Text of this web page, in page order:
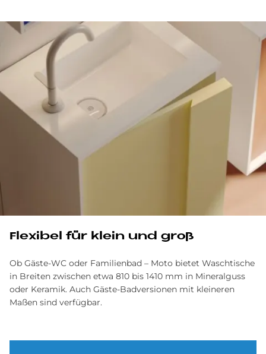
Fle­xi­bel für klein und groß
Ob Gäste-WC oder Familienbad – Moto bietet Waschtische
in Breiten zwischen etwa 810 bis 1410 mm in Mineralguss
oder Keramik. Auch Gäste-Badversionen mit kleineren
Maßen sind verfügbar.